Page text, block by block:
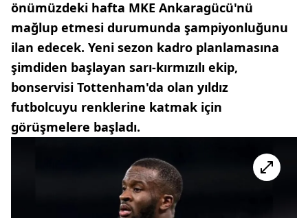
önümüzdeki hafta MKE Ankaragücü'nü
mağlup etmesi durumunda şampiyonluğunu
ilan edecek. Yeni sezon kadro planlamasına
şimdiden başlayan sarı-kırmızılı ekip,
bonservisi Tottenham'da olan yıldız
futbolcuyu renklerine katmak için
görüşmelere başladı.